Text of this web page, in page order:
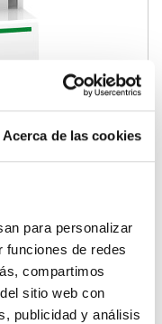
Acerca de las cookies
para personalizar
funciones de redes
compartimos
sitio web con
publicidad y análisis
ref.
producto o